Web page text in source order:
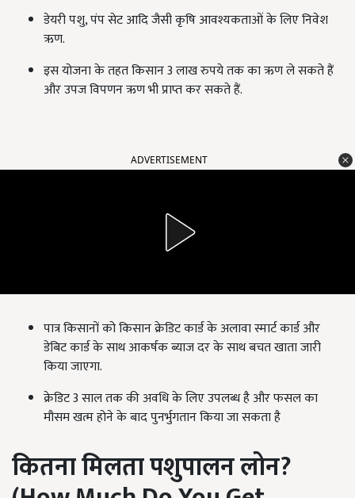
डेयरी पशु, पंप सेट आदि जैसी कृषि आवश्यकताओं के लिए निवेश
ऋण.
इस योजना के तहत किसान 3 लाख रुपये तक का ऋण ले सकते हैं
और उपज विपणन ऋण भी प्राप्त कर सकते हैं.
ADVERTISEMENT
पात्र किसानों को किसान क्रेडिट कार्ड के अलावा स्मार्ट कार्ड और
डेबिट कार्ड के साथ आकर्षक ब्याज दर के साथ बचत खाता जारी
किया जाएगा.
क्रेडिट 3 साल तक की अवधि के लिए उपलब्ध है और फसल का
मौसम खत्म होने के बाद पुनर्भुगतान किया जा सकता है
कितना मिलता पशुपालन लोन?